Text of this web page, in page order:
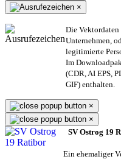
×
Die
Unternehmen,
legitimierte
Im
(CDR, AI EPS,
GIF) enthalten.
×
×
SV Ostrog 19
Ein ehemaliger